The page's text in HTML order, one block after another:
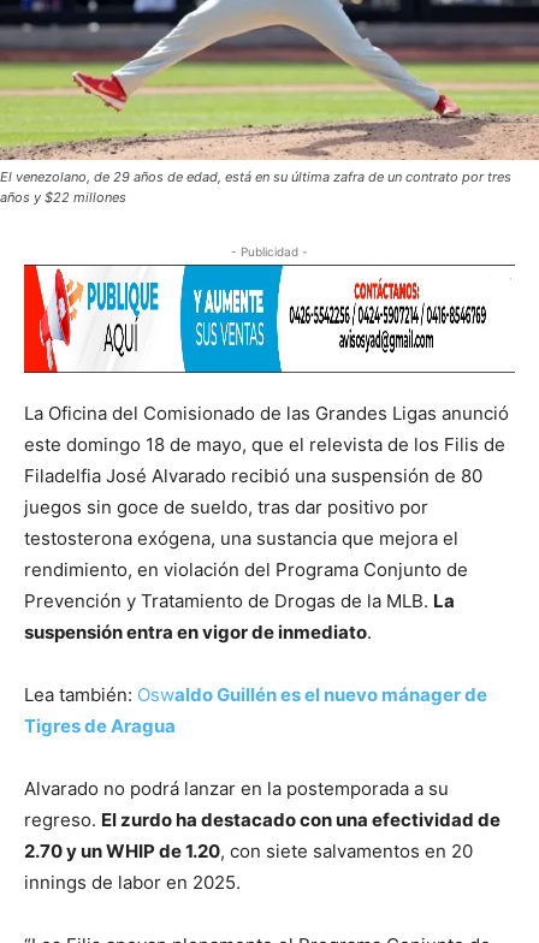
El venezolano, de 29 años de edad, está en su última zafra de un contrato por tres
años y $22 millones
- Publicidad -
La Oficina del Comisionado de las Grandes Ligas anunció
este domingo 18 de mayo, que el relevista de los Filis de
Filadelfia José Alvarado recibió una suspensión de 80
juegos sin goce de sueldo, tras dar positivo por
testosterona exógena, una sustancia que mejora el
rendimiento, en violación del Programa Conjunto de
Prevención y Tratamiento de Drogas de la MLB. La
suspensión entra en vigor de inmediato.
Lea también: Oswaldo Guillén es el nuevo mánager de
Tigres de Aragua
Alvarado no podrá lanzar en la postemporada a su
regreso. El zurdo ha destacado con una efectividad de
2.70 y un WHIP de 1.20, con siete salvamentos en 20
innings de labor en 2025.